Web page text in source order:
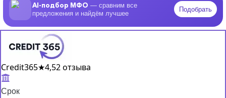
AI-подбор МФО — сравним все
предложения и найдём лучшее
Подобрать
Credit365★4,52 отзыва
Срок